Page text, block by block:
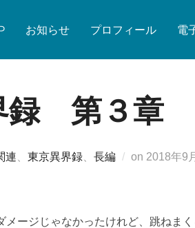
お知らせ プロフィール 電
録 第３章
連 東京異界録 長編 on 投
2018年9
ージじゃなかったけれど、跳ねま